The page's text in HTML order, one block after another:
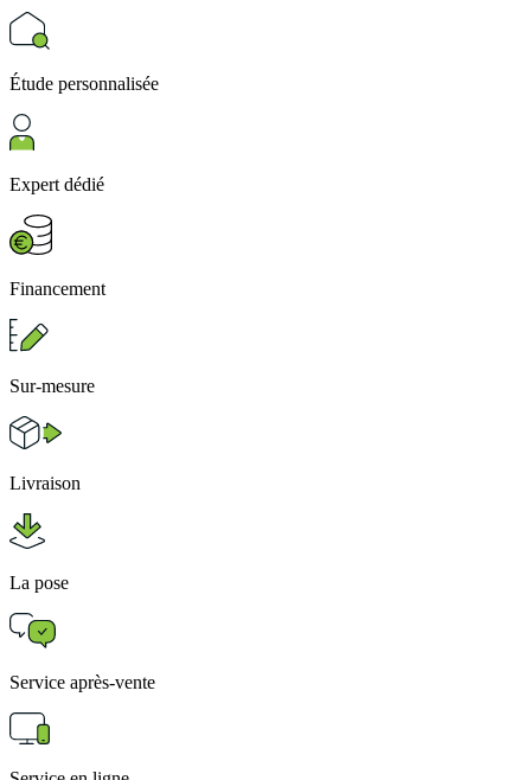
Étude personnalisée
Expert dédié
Financement
Sur-mesure
Livraison
La pose
Service après-vente